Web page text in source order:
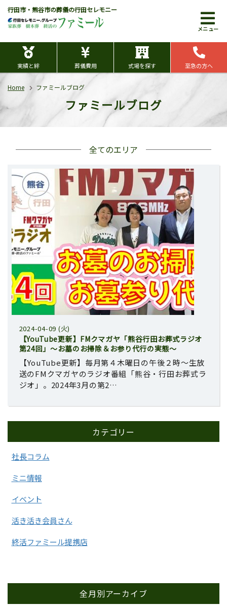
行田市・熊谷市の葬儀の行田セレモニー
メニュー
実績と絆 葬儀費用 式場を探す 至急の方へ
Home ファミールブログ
ファミールブログ
全てのエリア
2024-04-09 (火)
【YouTube更新】FMクマガヤ「熊谷行田お葬式ラジオ
第24回」～お墓のお掃除＆お参り代行の実態～
【YouTube更新】毎月第４木曜日の午後２時～生放
送のFMクマガヤのラジオ番組「熊谷・行田お葬式ラ
ジオ」。2024年3月の第2…
カテゴリー
社長コラム
ミニ情報
イベント
活き活き会員さん
終活ファミール提携店
全月別アーカイブ